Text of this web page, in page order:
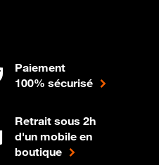
Paiement
100% sécurisé
Retrait sous 2h
d'un mobile en
boutique